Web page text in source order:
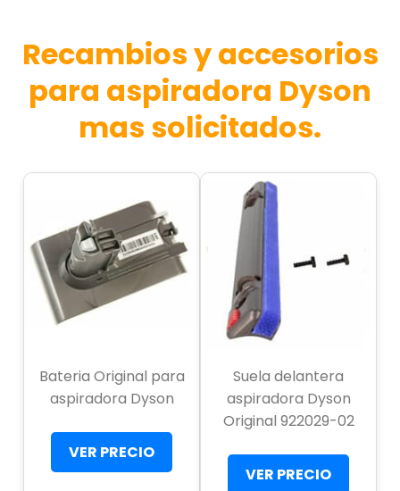
Recambios y accesorios
para aspiradora Dyson
mas solicitados.
Bateria Original para
aspiradora Dyson
VER PRECIO
Suela delantera
aspiradora Dyson
Original 922029-02
VER PRECIO